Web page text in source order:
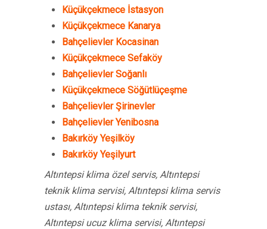
Küçükçekmece İstasyon
Küçükçekmece Kanarya
Bahçelievler Kocasinan
Küçükçekmece Sefaköy
Bahçelievler Soğanlı
Küçükçekmece Söğütlüçeşme
Bahçelievler Şirinevler
Bahçelievler Yenibosna
Bakırköy Yeşilköy
Bakırköy Yeşilyurt
Altıntepsi klima özel servis, Altıntepsi
teknik klima servisi, Altıntepsi klima servis
ustası, Altıntepsi klima teknik servisi,
Altıntepsi ucuz klima servisi, Altıntepsi